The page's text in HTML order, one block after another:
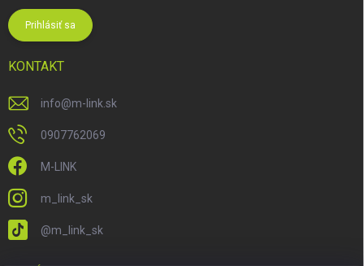
Prihlásiť sa
KONTAKT
info@m-link.sk
0907762069
M-LINK
m_link_sk
@m_link_sk